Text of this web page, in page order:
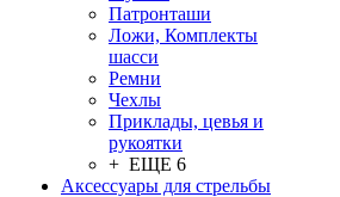
Патронташи
Ложи, Комплекты
шасси
Ремни
Чехлы
Приклады, цевья и
рукоятки
+ ЕЩЕ 6
Аксессуары для стрельбы